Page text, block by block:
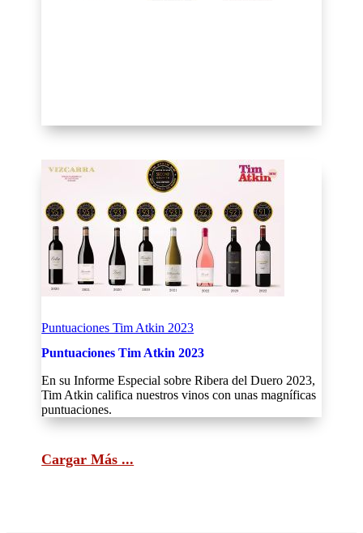
Puntuaciones Tim Atkin 2023
Puntuaciones Tim Atkin 2023
En su Informe Especial sobre Ribera del Duero 2023,
Tim Atkin califica nuestros vinos con unas magníficas
puntuaciones.
Cargar Más ...